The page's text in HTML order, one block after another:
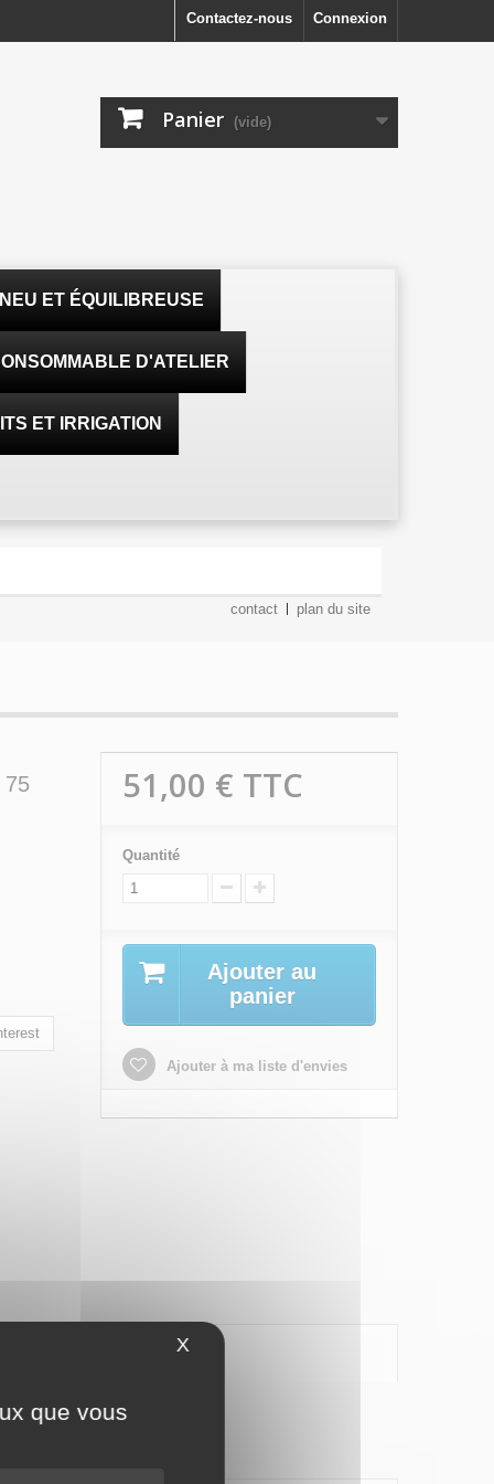
que vous
X Masquer le bandeau des cookies
Connexion
Contactez-nous
Panier (vide)
ET ÉQUILIBREUSE
D'ATELIER
ET IRRIGATION
contact plan du site
75
51,00 € TTC
Quantité
Ajouter au
panier
Ajouter à ma liste d'envies